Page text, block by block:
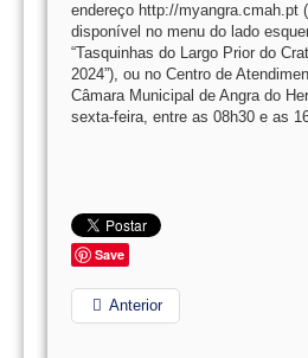
endereço http://myangra.cmah.pt
disponível no menu do lado
“Tasquinhas do Largo Prior do
2024”), ou no Centro de
Câmara Municipal de Angra do
sexta-feira, entre as 08h30 e as
Save
Anterior